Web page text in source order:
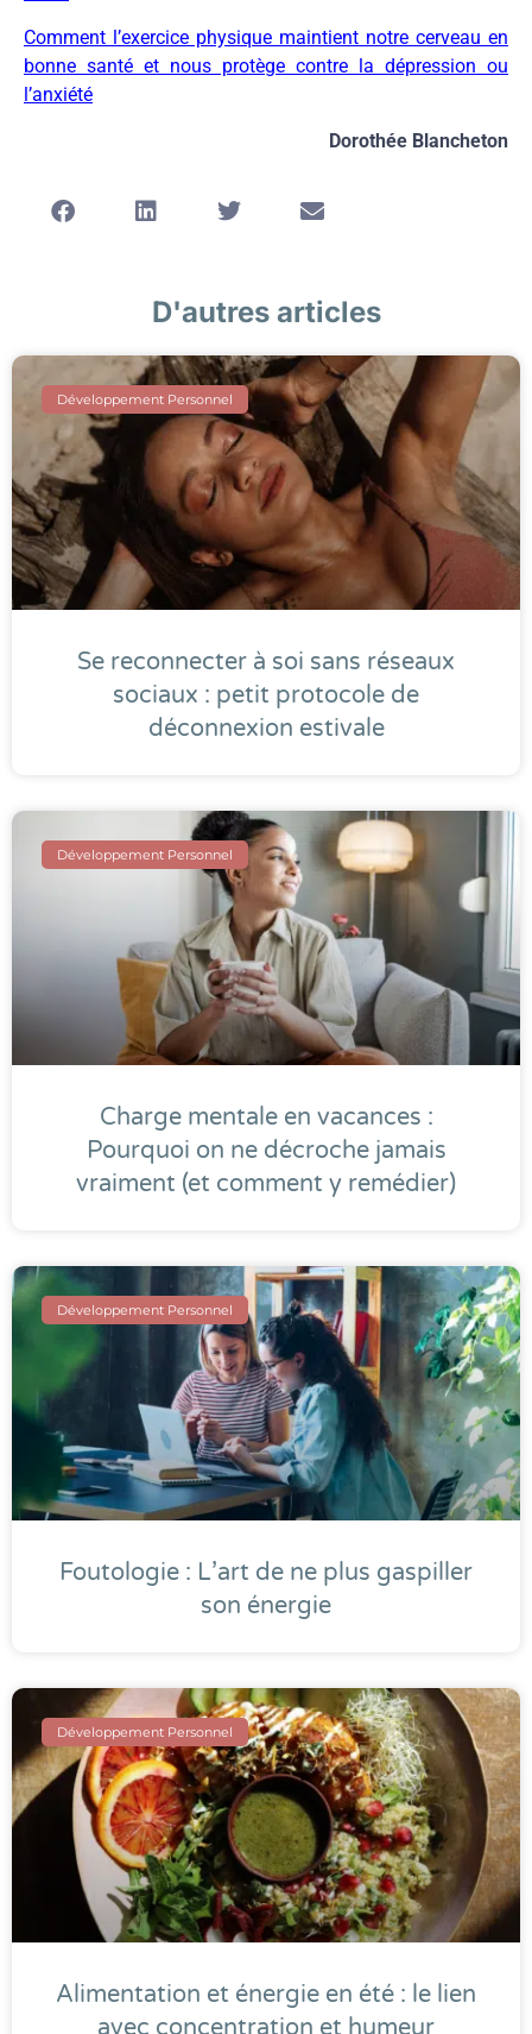
Comment l’exercice physique maintient notre cerveau en
bonne santé et nous protège contre la dépression ou
l’anxiété
Dorothée Blancheton
D'autres articles
Développement Personnel
Se reconnecter à soi sans réseaux
sociaux : petit protocole de
déconnexion estivale
Développement Personnel
Charge mentale en vacances :
Pourquoi on ne décroche jamais
vraiment (et comment y remédier)
Développement Personnel
Foutologie : L’art de ne plus gaspiller
son énergie
Développement Personnel
Alimentation et énergie en été : le lien